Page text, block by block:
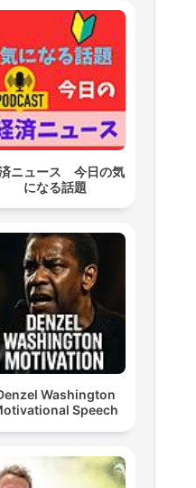
ニュース 今日の気
になる話題
Washington
Speech